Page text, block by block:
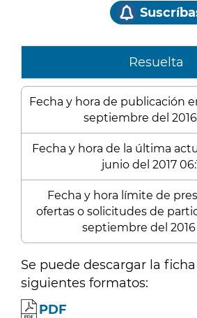
Resuelta
Fecha y hora de publicación
septiembre del 2016
Fecha y hora de la última
junio del 2017
Fecha y hora límite de
ofertas o solicitudes de
septiembre del 2016
Se puede descargar la
siguientes formatos:
PDF